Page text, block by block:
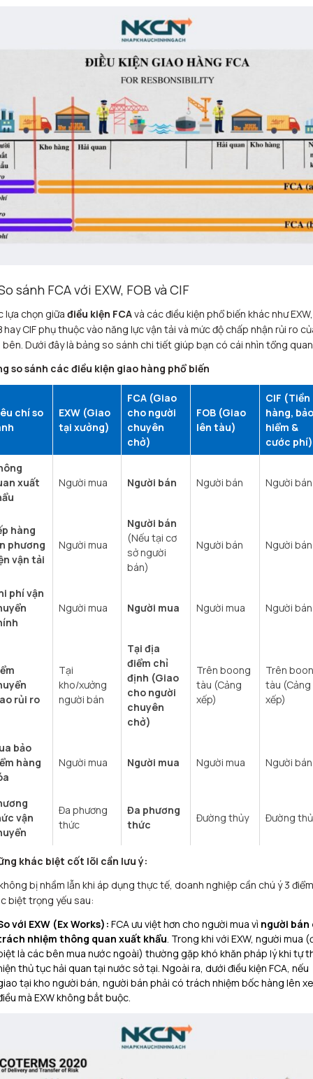
sánh FCA với EXW, FOB và CIF
lựa chọn giữa điều kiện FCAvà các điều kiện phổ biến khác như EXW,
hay CIF phụ thuộc vào năng lực vận tải và mức độ chấp nhận rủi ro
bên. Dưới đây là bảng so sánh chi tiết giúp bạn có cái nhìn tổng
so sánh các điều kiện giao hàng phổ biến
chí so
EXW (Giao
tại xưởng)
FCA (Giao
cho người
chuyên
chở)
FOB (Giao
lên tàu)
CIF (Tiền
hàng, bảo
hiểm &
cước phí)
xuất
Người mua Người bán Người bán Người bán
hàng
phương
vận tải
Người mua
Người bán
(Nếu tại cơ
sở người
bán)
Người bán Người bán
phí vận
Người mua Người mua Người mua Người bán
rủi ro
Tại
kho/xưởng
người bán
Tại địa
điểm chỉ
định (Giao
cho người
chuyên
chở)
Trên boong
tàu (Cảng
xếp)
Trên
tàu (Cảng
xếp)
bảo
hàng
Người mua Người mua Người mua Người bán
vận
Đa phương
thức
Đa phương
thức
Đường thủy Đường
khác biệt cốt lõi cần lưu ý:
bị nhầm lẫn khi áp dụng thực tế, doanh nghiệp cần chú ý 3 điểm
biệt trọng yếu sau:
với EXW (Ex Works): FCA ưu việt hơn cho người mua vì người bán
nhiệm thông quan xuất khẩu . Trong khi với EXW, người mua
là các bên mua nước ngoài) thường gặp khó khăn pháp lý khi tự
thủ tục hải quan tại nước sở tại. Ngoài ra, dưới điều kiện FCA, nếu
tại kho người bán, người bán phải có trách nhiệm bốc hàng lên
mà EXW không bắt buộc.